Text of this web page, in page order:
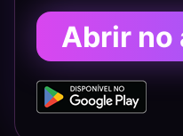
Abrir no